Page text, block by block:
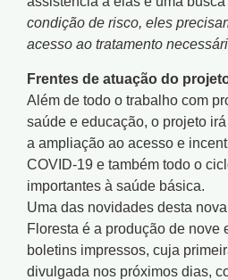
condição de risco, eles
acesso ao tratamento
Frentes de atuação do
Além de todo o trabalho com
saúde e educação, o projeto
a ampliação ao acesso e
COVID-19 e também todo o
importantes à saúde básica.
Uma das novidades desta
Floresta é a produção de nove
boletins impressos, cuja
divulgada nos próximos dias,